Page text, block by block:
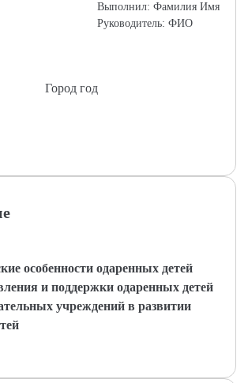
Выполнил: Фамилия Имя
Руководитель: ФИО
Город год
особенности одаренных детей
и поддержки одаренных детей
учреждений в развитии